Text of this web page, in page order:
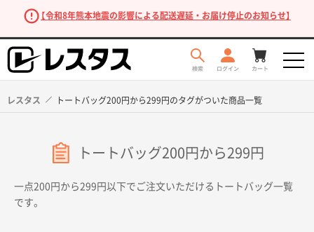
【令和8年熊本地震の影響による配送遅延・お届け停止のお知らせ】
レスタス トートバッグ200円から299円のタグがついた商品一覧
トートバッグ200円から299円
一点200円から299円以下でご注文いただけるトートバッグ一覧
です。